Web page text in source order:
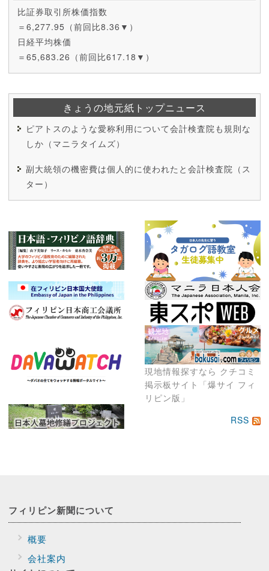
現地情報探すなら クチコミ
掲示板サイト「爆サイ フィ
リピン版」
比証券取引所株価指数
＝6,277.95（前回比8.36▼）
日経平均株価
＝65,683.26（前回比617.18▼）
きょうの地元紙トップニュース
ピアトスのような愛称利用について会計検査院も規則な
しか（マニラタイムズ）
副大統領の機密費は個人的に使われたと会計検査院（ス
ター）
RSS
フィリピン新聞について
概要
会社案内